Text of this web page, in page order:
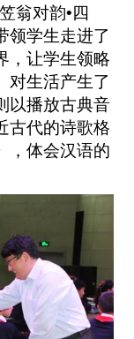
翁对韵•四
领学生走进了
，让学生领略
对生活产生了
以播放古典音
古代的诗歌格
，体会汉语的